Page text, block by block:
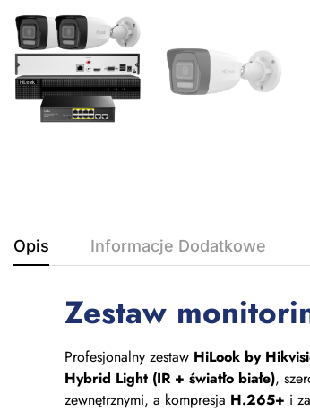
Opis Informacje Dodatkowe
Zestaw
Profesjonalny zestaw HiLook by
Hybrid Light (IR + światło białe),
zewnętrznymi, a kompresja H.265+ i